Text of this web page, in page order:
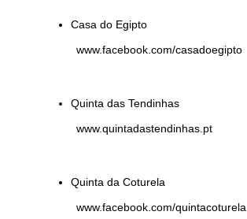
Casa do Egipto
www.facebook.com/casadoegipto
Quinta das Tendinhas
www.quintadastendinhas.pt
Quinta da Coturela
www.facebook.com/quintacoturela